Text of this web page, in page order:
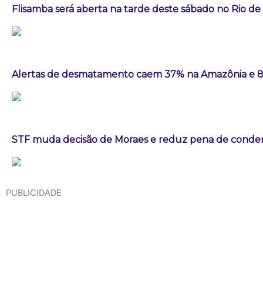
Flisamba será aberta na tarde deste sábado no Rio
Alertas de desmatamento caem 37% na Amazônia e
STF muda decisão de Moraes e reduz pena de
PUBLICIDADE